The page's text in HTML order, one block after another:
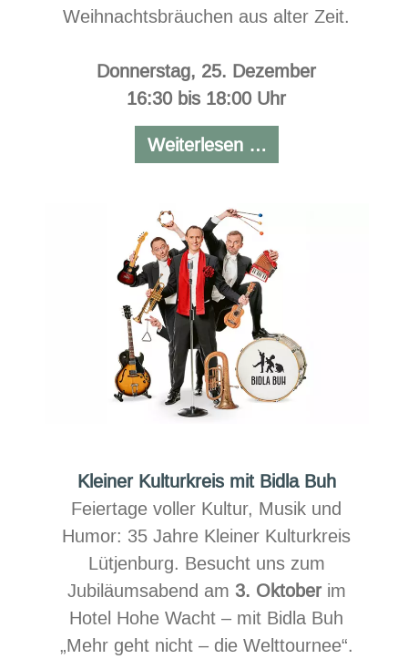
Weihnachtsbräuchen aus alter Zeit.
Donnerstag, 25. Dezember
16:30 bis 18:00 Uhr
Weiterlesen …
romantisches
Kleiner Kulturkreis mit Bidla Buh
Feiertage voller Kultur, Musik und
Humor: 35 Jahre Kleiner Kulturkreis
Lütjenburg. Besucht uns zum
Jubiläumsabend am 3. Oktoberim
Hotel Hohe Wacht – mit Bidla Buh
„Mehr geht nicht – die Welttournee“.